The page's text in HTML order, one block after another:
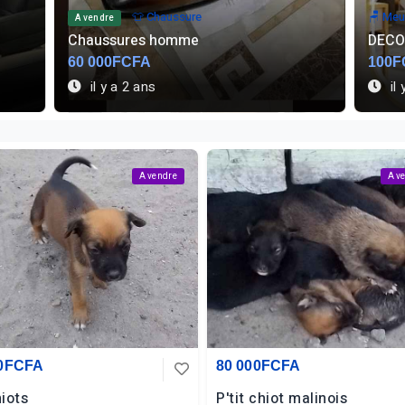
🪑 Meuble
DECORATION MEUBLE...
100FCFA
il y a 1 an
A
2
il
A vendre A
80 000FCFA
P'tit chiot malinois